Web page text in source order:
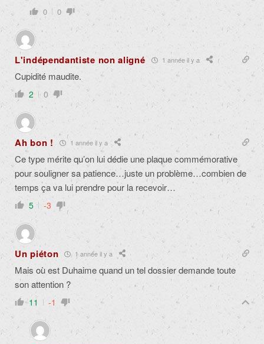
0 0
L'indépendantiste non aligné 1 année il y a
Cupidité maudite.
2 0
Ah bon ! 1 année il y a
Ce type mérite qu’on lui dédie une plaque commémorative
pour souligner sa patience…juste un problème…combien de
temps ça va lui prendre pour la recevoir…
5 -3
Un piéton 1 année il y a
Mais où est Duhaime quand un tel dossier demande toute
son attention ?
11 -1